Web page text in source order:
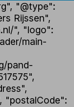
"@type":
Rijssen",
", "logo":
main-
pand-
"postalCode":